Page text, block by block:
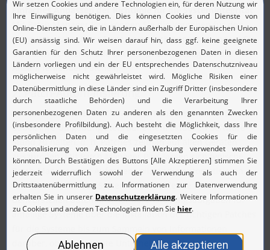
Einfaches Anpassen der Richtlinie für die Systemintegrität
Mit Patch Manager Plus können Sie die Vorgaben für den
Integritätsstatus Ihrer Systeme einfach anpassen, indem Sie
die Patch-Schweregrade ändern (z. B. in Bezug auf die
Anzahl fehlender Patches).
2. Patch-Automatisierung
Ein automatisiertes Patch-Management-System hilft Ihnen
dabei, Ihre Umgebung stets auf einem aktuellen Software-
Stand zu halten, d. h. Patches zeitnah auf allen Geräten
auszurollen. Mit Patch Manager Plus lassen sich typische
Patch-Management-Aufgaben vollständig automatisieren –
vom Überprüfen von Systemen auf fehlende Patches und
dem Erstellen automatischer Bereitstellungsaufgaben für
anfällige Systeme über die Installation der richtigen Patches
darüber, ob das gesamte Unternehmen die Patch-